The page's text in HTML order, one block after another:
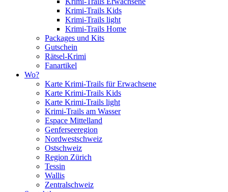
Krimi-Trails Kids
Krimi-Trails light
Krimi-Trails Home
Packages und Kits
Gutschein
Rätsel-Krimi
Fanartikel
Wo?
Karte Krimi-Trails für Erwachsene
Karte Krimi-Trails Kids
Karte Krimi-Trails light
Krimi-Trails am Wasser
Espace Mittelland
Genferseeregion
Nordwestschweiz
Ostschweiz
Region Zürich
Tessin
Wallis
Zentralschweiz